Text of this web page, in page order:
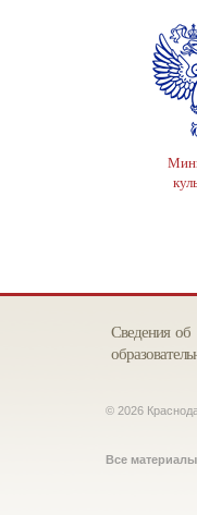
Сведения об
© 2026
Все